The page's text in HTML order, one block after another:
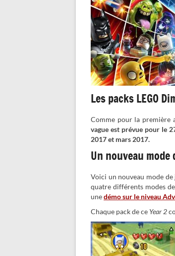
Les packs LEGO
Comme pour la première
vague est prévue pour le
2017 et mars 2017.
Un nouveau
Voici un nouveau mode
quatre différents modes
unedémo sur le niveau
Chaque pack de ce Year 2